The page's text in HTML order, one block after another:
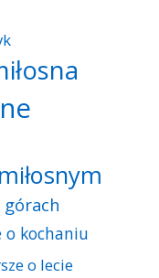
o kochaniu
o lecie